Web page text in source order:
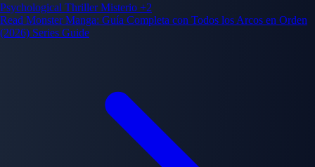
Psychological ThrillerMisterio +2
Read Monster Manga: Guía Completa con Todos los Arcos en Orden
(2026) Series Guide